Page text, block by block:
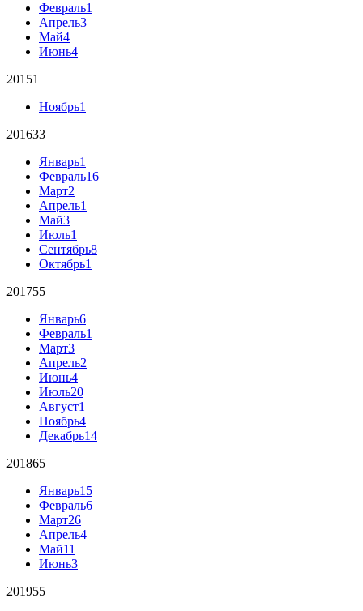
Февраль1
Апрель3
Май4
Июнь4
20151
Ноябрь1
201633
Январь1
Февраль16
Март2
Апрель1
Май3
Июль1
Сентябрь8
Октябрь1
201755
Январь6
Февраль1
Март3
Апрель2
Июнь4
Июль20
Август1
Ноябрь4
Декабрь14
201865
Январь15
Февраль6
Март26
Апрель4
Май11
Июнь3
201955